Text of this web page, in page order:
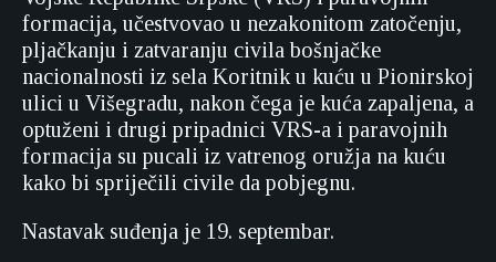
formacija, učestvovao u nezakonitom zatočenju,
pljačkanju i zatvaranju civila bošnjačke
nacionalnosti iz sela Koritnik u kuću u Pionirskoj
ulici u Višegradu, nakon čega je kuća zapaljena, a
optuženi i drugi pripadnici VRS-a i paravojnih
formacija su pucali iz vatrenog oružja na kuću
kako bi spriječili civile da pobjegnu.
Nastavak suđenja je 19. septembar.